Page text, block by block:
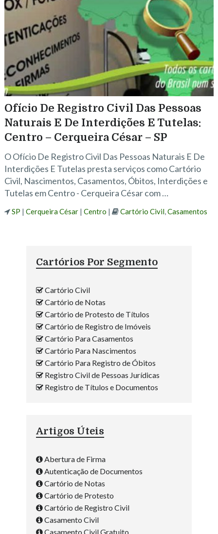
Ofício De Registro Civil Das Pessoas
Naturais E De Interdições E Tutelas:
Centro – Cerqueira César – SP
O Ofício De Registro Civil Das Pessoas Naturais E De
Interdições E Tutelas presta serviços como Cartório
Civil, Nascimentos, Casamentos, Óbitos, Interdições e
Tutelas em Centro - Cerqueira César com …
SP | Cerqueira César| Centro | Cartório Civil, Casamentos
Cartórios Por Segmento
Cartório Civil
Cartório de Notas
Cartório de Protesto de Títulos
Cartório de Registro de Imóveis
Cartório Para Casamentos
Cartório Para Nascimentos
Cartório Para Registro de Óbitos
Registro Civil de Pessoas Jurídicas
Registro de Títulos e Documentos
Artigos Úteis
Abertura de Firma
Autenticação de Documentos
Cartório de Notas
Cartório de Protesto
Cartório de Registro Civil
Casamento Civil
Casamento Civil Gratuito